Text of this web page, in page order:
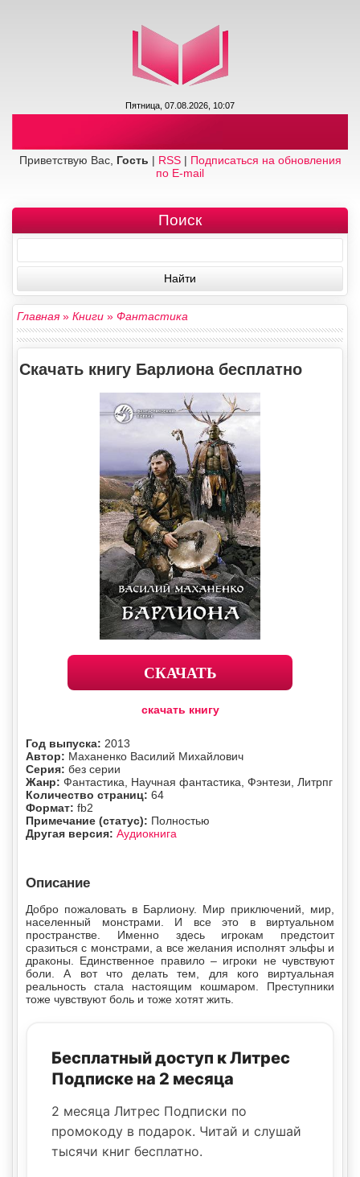
Пятница, 07.08.2026, 10:07
Приветствую Вас, Гость | RSS| Подписаться на обновления
по E-mail
Поиск
Главная» Книги » Фантастика
Скачать книгу Барлиона бесплатно
СКАЧАТЬ
скачать книгу
Год выпуска: 2013
Автор: Маханенко Василий Михайлович
Серия: без серии
Жанр: Фантастика, Научная фантастика, Фэнтези, Литрпг
Количество страниц: 64
Формат: fb2
Примечание (статус): Полностью
Другая версия: Аудиокнига
Описание
Добро пожаловать в Барлиону. Мир приключений, мир,
населенный монстрами. И все это в виртуальном
пространстве. Именно здесь игрокам предстоит
сразиться с монстрами, а все желания исполнят эльфы и
драконы. Единственное правило – игроки не чувствуют
боли. А вот что делать тем, для кого виртуальная
реальность стала настоящим кошмаром. Преступники
тоже чувствуют боль и тоже хотят жить.
Бесплатный доступ к Литрес
Подписке на 2 месяца
2 месяца Литрес Подписки по
промокоду в подарок. Читай и слушай
тысячи книг бесплатно.